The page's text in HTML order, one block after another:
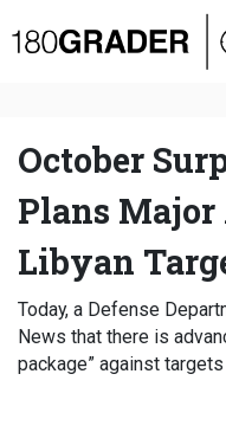
Oversigt
Debat
Video
Podcast
October
Plans
Libyan
Today, a Defense
News that there is
package” against targets